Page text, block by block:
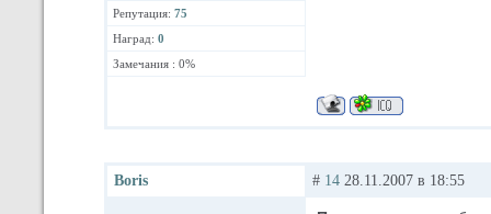
Репутация: 75
Наград: 0
Замечания : 0%
Boris # 14 28.11.2007 в 18:55